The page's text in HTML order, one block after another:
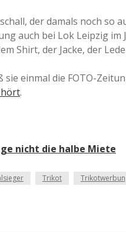
a
a
e
der damals noch so
auch bei Lok Leipzig im
Shirt, der Jacke, der
einmal die FOTO-
.
nicht die halbe Miete
Trikot